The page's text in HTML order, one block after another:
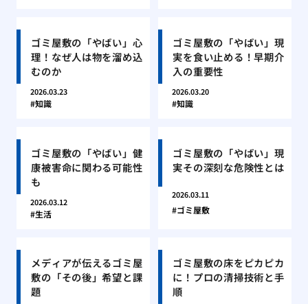
ゴミ屋敷の「やばい」心
理！なぜ人は物を溜め込
むのか
2026.03.23
知識
ゴミ屋敷の「やばい」現
実を食い止める！早期介
入の重要性
2026.03.20
知識
ゴミ屋敷の「やばい」健
康被害命に関わる可能性
も
2026.03.12
生活
ゴミ屋敷の「やばい」現
実その深刻な危険性とは
2026.03.11
ゴミ屋敷
メディアが伝えるゴミ屋
敷の「その後」希望と課
題
ゴミ屋敷の床をピカピカ
に！プロの清掃技術と手
順